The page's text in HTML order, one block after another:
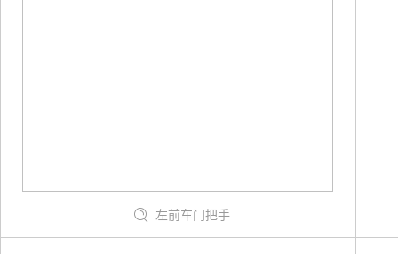
左前车门把手